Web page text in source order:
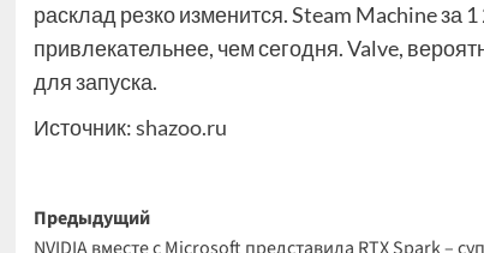
расклад резко изменится. Steam Machine за
привлекательнее, чем сегодня. Valve,
для запуска.
Источник:shazoo.ru
Навигация
Предыдущий